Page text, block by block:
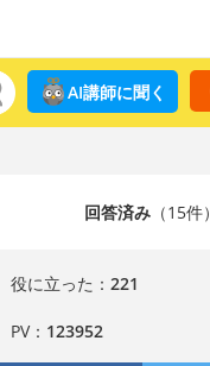
AI講師に聞く
回答済み（15件）
役に立った： 221
PV： 123952